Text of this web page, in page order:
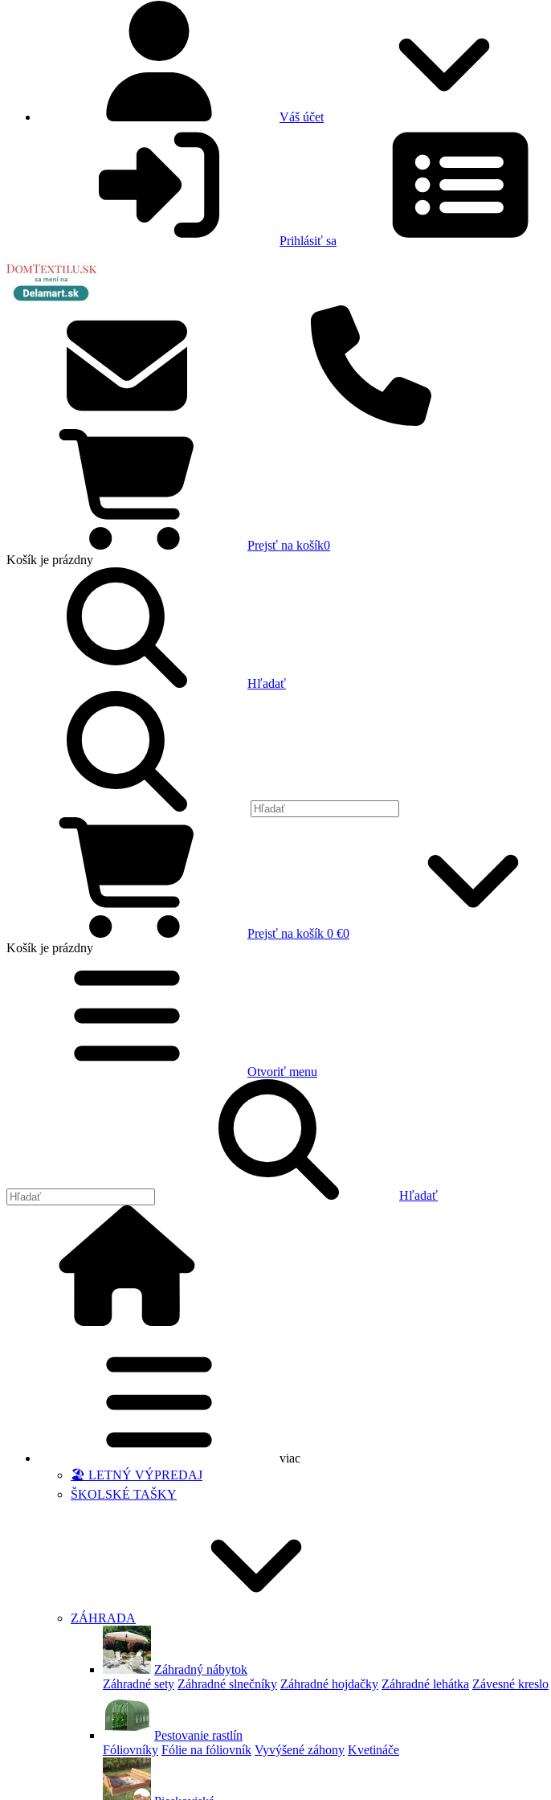
Váš účet
Prihlásiť sa
Prejsť na košík0
Košík je prázdny
Hľadať
Prejsť na košík 0 €0
Košík je prázdny
Otvoriť menu
Hľadať
viac
🏖️ LETNÝ VÝPREDAJ
ŠKOLSKÉ TAŠKY
ZÁHRADA
Záhradný nábytok
Záhradné sety Záhradné slnečníky Záhradné hojdačky Záhradné lehátka Závesné kreslo
Pestovanie rastlín
Fóliovníky Fólie na fóliovník Vyvýšené záhony Kvetináče